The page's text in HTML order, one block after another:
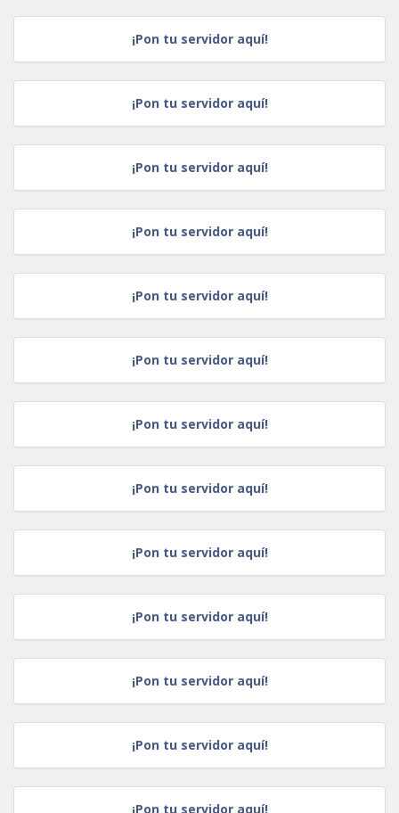
¡Pon tu servidor aquí!
¡Pon tu servidor aquí!
¡Pon tu servidor aquí!
¡Pon tu servidor aquí!
¡Pon tu servidor aquí!
¡Pon tu servidor aquí!
¡Pon tu servidor aquí!
¡Pon tu servidor aquí!
¡Pon tu servidor aquí!
¡Pon tu servidor aquí!
¡Pon tu servidor aquí!
¡Pon tu servidor aquí!
¡Pon tu servidor aquí!